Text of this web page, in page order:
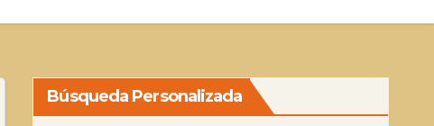
Búsqueda Personalizada